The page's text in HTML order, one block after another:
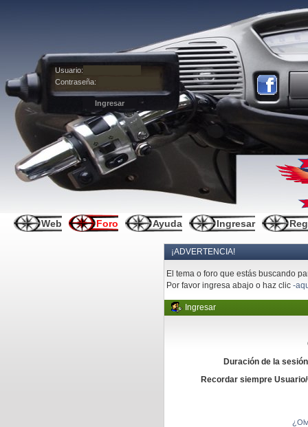
Usuario:
Contraseña:
Web Foro Ayuda Ingresar
¡ADVERTENCIA!
El tema o foro que estás buscando
Por favor ingresa abajo o haz clic-
Ingresar
Duración de la
Recordar siempre